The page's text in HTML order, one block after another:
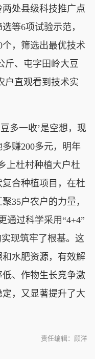
处县级科技推广点
等6项试验示范，
，筛选出最优技术
斤、屯字田岭大豆
户直观看到技术实
多一收’是空想，现
赚200多元，明年
上杜村种植大户杜
合种植项目，在杜
35户农户的力量，
通过科学采用“4+4”
现筑牢了根基。这
水肥资源，有效解
、作物生长竞争激
，又显著提升了大
责任编辑：顾洋